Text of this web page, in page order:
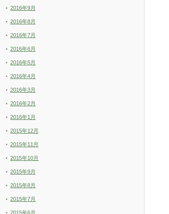
2016年9月
2016年8月
2016年7月
2016年6月
2016年5月
2016年4月
2016年3月
2016年2月
2016年1月
2015年12月
2015年11月
2015年10月
2015年9月
2015年8月
2015年7月
2015年6月